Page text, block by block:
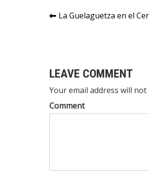
Navegación
La Guelaguetza en el
LEAVE COMMENT
Your email address will
Comment